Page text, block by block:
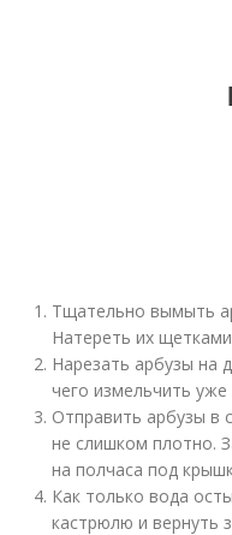
Тщательно вымыть
Натереть их
Нарезать арбузы на
чего измельчить уже
Отправить арбузы в
не слишком плотно.
на полчаса под
Как только вода
кастрюлю и вернуть